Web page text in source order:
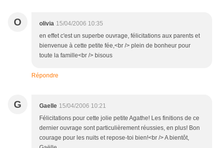
O olivia 15/04/2006 10:35
en effet c'est un superbe ouvrage, félicitations aux parents et
bienvenue à cette petite fée,<br /> plein de bonheur pour
toute la famille<br /> bisous
Répondre
G Gaelle 15/04/2006 10:21
Félicitations pour cette jolie petite Agathe! Les finitions de ce
dernier ouvrage sont particulièrement réussies, en plus! Bon
courage pour les nuits et repose-toi bien!<br /> A bientôt,